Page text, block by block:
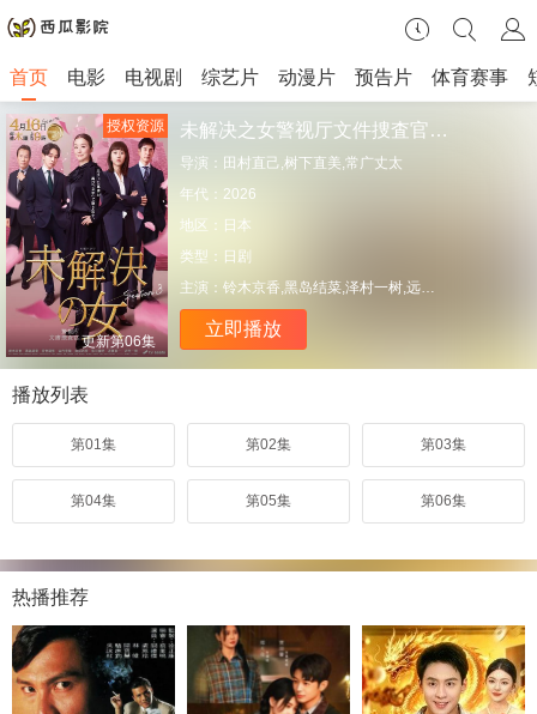
首页 电影 电视剧 综艺片 动漫片 预告片 体育赛事
更新第06集
授权资源 未解决之女警视厅文件捜査官第三季
导演： 田村直己,树下直美,常广丈太
年代： 2026
地区： 日本
类型： 日剧
主演： 铃木京香,黑岛结菜,泽村一树,远藤宪一,山内圭哉,皆川猿时,宫世琉弥,凉,武田玲奈,草川直弥,井上翔太,内藤刚志,鹤见辰吾,影山优佳
立即播放
播放列表
第01集 第02集 第03集
第04集 第05集 第06集
热播推荐